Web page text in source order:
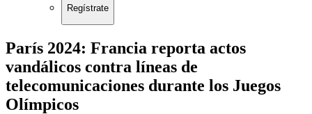
Regístrate
París 2024: Francia reporta actos
vandálicos contra líneas de
telecomunicaciones durante los Juegos
Olímpicos